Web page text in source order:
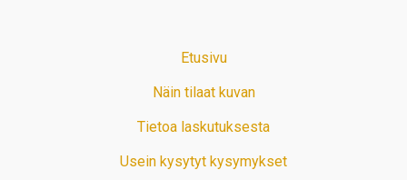
Etusivu
Näin tilaat kuvan
Tietoa laskutuksesta
Usein kysytyt kysymykset